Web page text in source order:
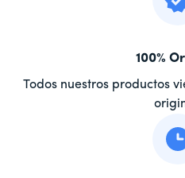
100%
Todos nuestros productos